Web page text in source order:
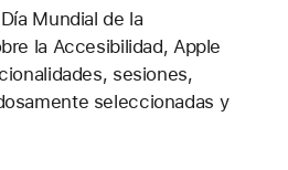
Mundial de la
la Accesibilidad, Apple
sesiones,
seleccionadas y